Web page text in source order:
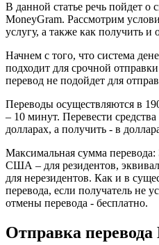
В данной статье речь пойдет о
MoneyGram. Рассмотрим
услугу, а также как получить и
Начнем с того, что система
подходит для срочной
перевод не подойдет для
Переводы осуществляются в
– 10 минут. Перевести
долларах, а получить - в
Максимальная сумма
США – для резидентов,
для нерезидентов. Как и в
перевода, если получатель не
отмены перевода - бесплатно.
Отправка